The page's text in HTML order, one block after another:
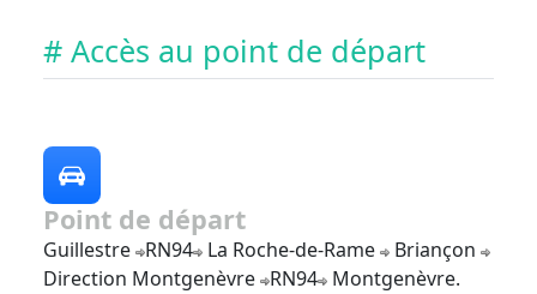
# Accès au point de départ
Point de départ
Guillestre RN94 La Roche-de-Rame
Briançon
Direction Montgenèvre RN94 Montgenèvre.